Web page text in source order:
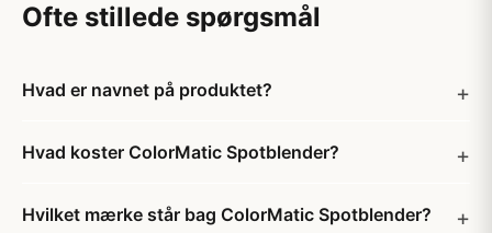
Ofte stillede spørgsmål
Hvad er navnet på produktet?
Hvad koster ColorMatic Spotblender?
Hvilket mærke står bag ColorMatic Spotblender?